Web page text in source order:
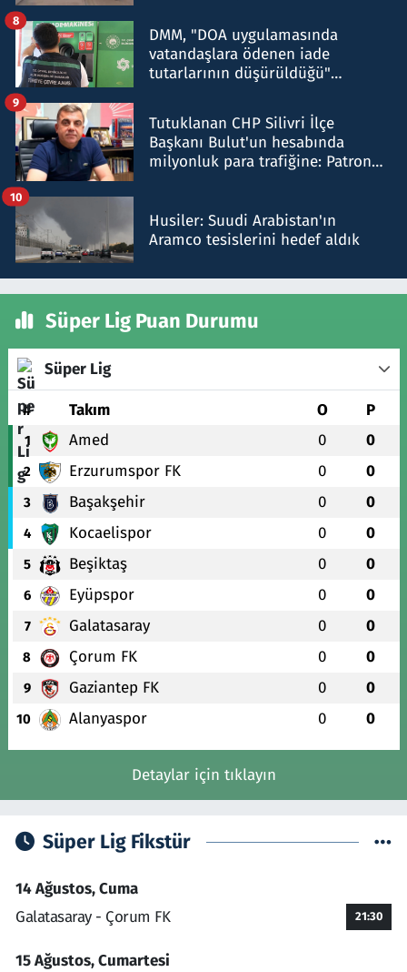
DMM, "DOA uygulamasında
vatandaşlara ödenen iade
tutarlarının düşürüldüğü"
8
Tutuklanan CHP Silivri İlçe
Başkanı Bulut'un hesabında
milyonluk para trafiğine: Patron
9
Husiler: Suudi Arabistan'ın
Aramco tesislerini hedef aldık
10
Süper Lig Puan Durumu
Süper Lig
# Takım O P
1 Amed 0 0
2 Erzurumspor FK 0 0
3 Başakşehir 0 0
4 Kocaelispor 0 0
5 Beşiktaş 0 0
6 Eyüpspor 0 0
7 Galatasaray 0 0
8 Çorum FK 0 0
9 Gaziantep FK 0 0
10 Alanyaspor 0 0
Detaylar için tıklayın
Süper Lig Fikstür
14 Ağustos, Cuma
Galatasaray - Çorum FK
21:30
15 Ağustos, Cumartesi